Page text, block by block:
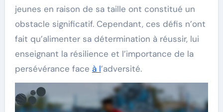
jeunes en raison de sa taille ont constitué un
obstacle significatif. Cependant, ces défis n’ont
fait qu’alimenter sa détermination à réussir, lui
enseignant la résilience et l’importance de la
persévérance face à l’adversité.